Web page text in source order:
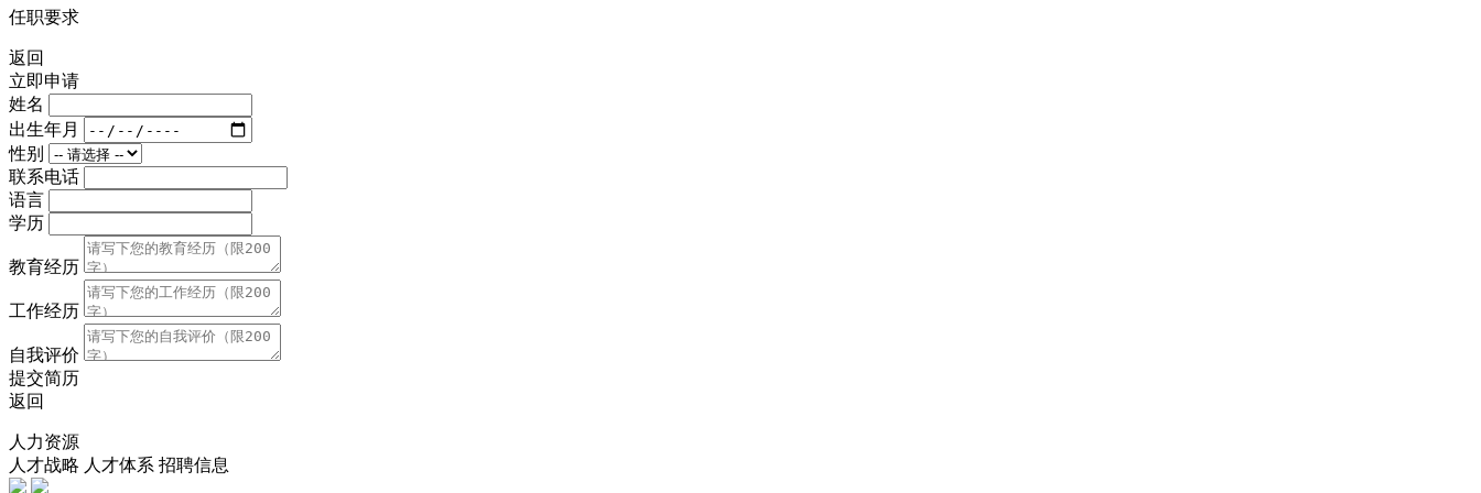
任职要求
返回
立即申请
姓名
出生年月
性别
联系电话
语言
学历
教育经历
工作经历
自我评价
提交简历
返回
人力资源
人才战略 人才体系 招聘信息